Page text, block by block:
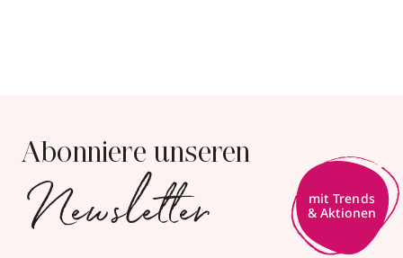
Abonniere unseren
Newsletter
mit Trends
& Aktionen